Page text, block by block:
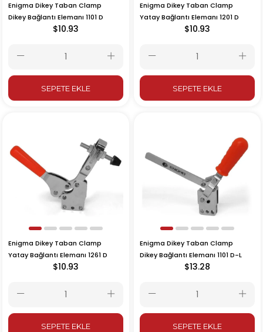
Enigma Dikey Taban Clamp
Dikey Bağlantı Elemanı 1101 D
$10.93
SEPETE EKLE
Enigma Dikey Taban Clamp
Yatay Bağlantı Elemanı 1201 D
$10.93
SEPETE EKLE
Enigma Dikey Taban Clamp
Yatay Bağlantı Elemanı 1261 D
$10.93
SEPETE EKLE
Enigma Dikey Taban Clamp
Dikey Bağlantı Elemanı 1101 D-L
$13.28
SEPETE EKLE